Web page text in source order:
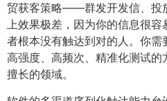
贸获客策略——群发开发信、
上效果极差，因为你的信息很
者根本没有触达到对的人。你
高强度、高频次、精准化测试
擅长的领域。